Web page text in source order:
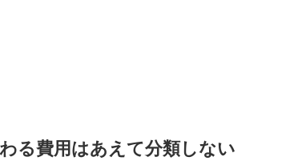
る費用はあえて分類しない